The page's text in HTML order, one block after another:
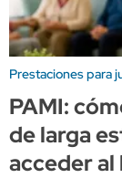
Prestaciones para
PAMI:
de larga
acceder